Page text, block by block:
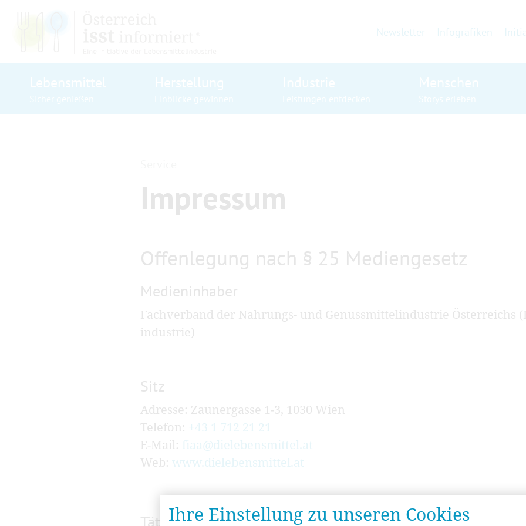
Newsletter Infografiken
Impressum
Offenlegung nach § 25 Mediengesetz
Medieninhaber
Fachverband der Nahrungs- und Genussmittel­industrie Österreichs
industrie)
Sitz
Adresse: Zaunergasse 1-3, 1030 Wien
Telefon: +43 1 712 21 21
E-Mail: fiaa@dielebensmittel.at
Web: www.dielebensmittel.at
Tätigkeitsbereich
Ihre Einstellung zu unseren Cookies